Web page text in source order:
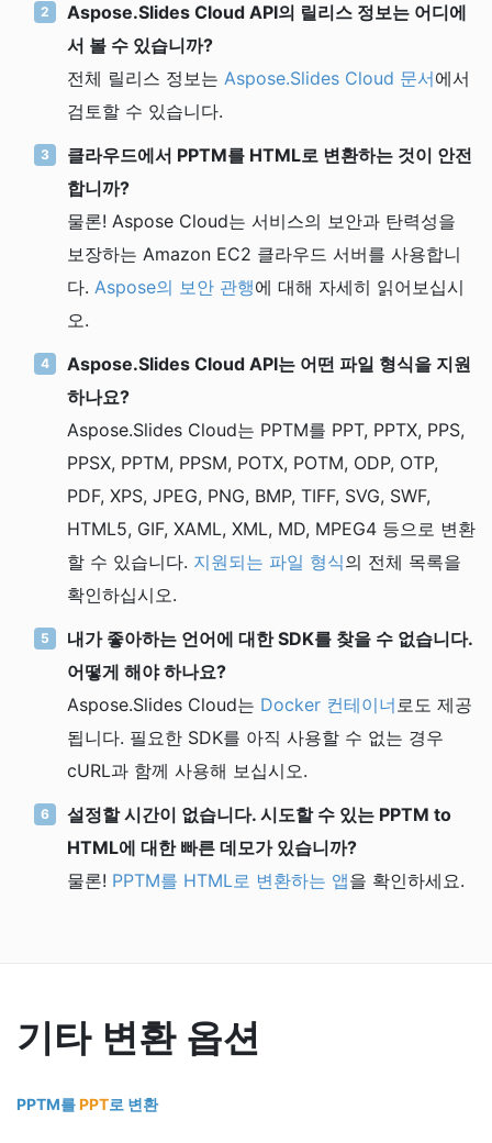
Aspose.Slides Cloud API의 릴리스 정보는 어디에
서 볼 수 있습니까?
전체 릴리스 정보는 Aspose.Slides Cloud 문서에서
검토할 수 있습니다.
클라우드에서 PPTM를 HTML로 변환하는 것이 안전
합니까?
물론! Aspose Cloud는 서비스의 보안과 탄력성을
보장하는 Amazon EC2 클라우드 서버를 사용합니
다. Aspose의 보안 관행에 대해 자세히 읽어보십시
오.
Aspose.Slides Cloud API는 어떤 파일 형식을 지원
하나요?
Aspose.Slides Cloud는 PPTM를 PPT, PPTX, PPS,
PPSX, PPTM, PPSM, POTX, POTM, ODP, OTP,
PDF, XPS, JPEG, PNG, BMP, TIFF, SVG, SWF,
HTML5, GIF, XAML, XML, MD, MPEG4 등으로 변환
할 수 있습니다. 지원되는 파일 형식의 전체 목록을
확인하십시오.
내가 좋아하는 언어에 대한 SDK를 찾을 수 없습니다.
어떻게 해야 하나요?
Aspose.Slides Cloud는 Docker 컨테이너 로도 제공
됩니다. 필요한 SDK를 아직 사용할 수 없는 경우
cURL과 함께 사용해 보십시오.
설정할 시간이 없습니다. 시도할 수 있는 PPTM to
HTML에 대한 빠른 데모가 있습니까?
물론! PPTM를 HTML로 변환하는 앱을 확인하세요.
기타 변환 옵션
PPTM를PPT로 변환